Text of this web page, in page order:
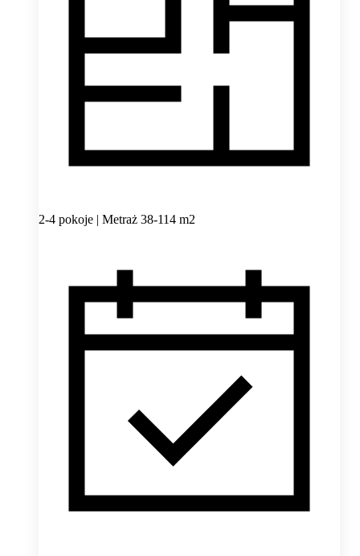
2-4 pokoje | Metraż 38-114 m2